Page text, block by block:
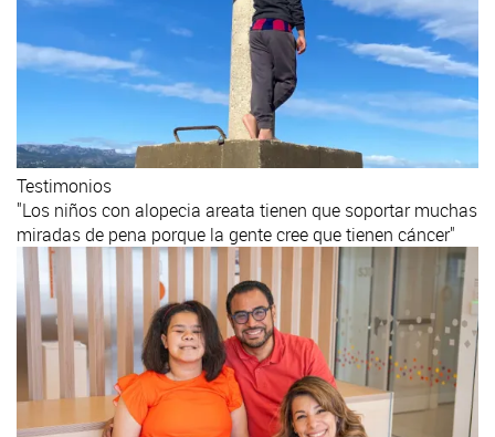
Testimonios
"Los niños con alopecia areata tienen que soportar muchas
miradas de pena porque la gente cree que tienen cáncer"